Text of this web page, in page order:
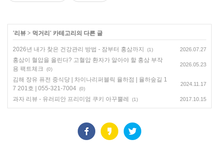
'리뷰 > 먹거리' 카테고리의 다른 글
2026년 내가 찾은 건강관리 방법 - 잠부터 홍삼까지 (1) 2026.07.27
홍삼이 혈압을 올린다? 고혈압 환자가 알아야 할 홍삼 부작
용 팩트체크
(0)
2026.05.23
김해 장유 퓨전 중식당 | 차이나리퍼블릭 율하점 | 율하숲길 1
7 201호 | 055-321-7004 (0)
2024.11.17
과자 리뷰 - 유러피안 프리미엄 쿠키 아꾸뿔레 (1) 2017.10.15